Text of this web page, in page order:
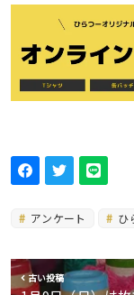
アンケート ひ
古い投稿